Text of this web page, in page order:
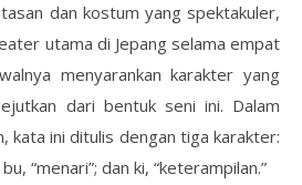
dan kostum yang spektakuler,
utama di Jepang selama empat
menyarankan karakter yang
dari bentuk seni ini. Dalam
kata ini ditulis dengan tiga karakter:
“menari”; dan ki, “keterampilan.”